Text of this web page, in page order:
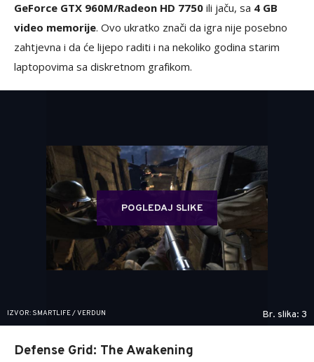
GeForce GTX 960M/Radeon HD 7750 ili jaču, sa 4 GB
video memorije. Ovo ukratko znači da igra nije posebno
zahtjevna i da će lijepo raditi i na nekoliko godina starim
laptopovima sa diskretnom grafikom.
POGLEDAJ SLIKE
IZVOR: SMARTLIFE / VERDUN Br. slika: 3
Defense Grid: The Awakening